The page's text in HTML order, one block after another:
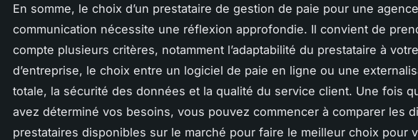
En somme, le choix d’un prestataire de gestion de paie pour une
communication nécessite une réflexion approfondie. Il convient de
compte plusieurs critères, notamment l’adaptabilité du prestataire à
d’entreprise, le choix entre un logiciel de paie en ligne ou une
totale, la sécurité des données et la qualité du service client. Une fois
avez déterminé vos besoins, vous pouvez commencer à comparer les
prestataires disponibles sur le marché pour faire le meilleur choix pour